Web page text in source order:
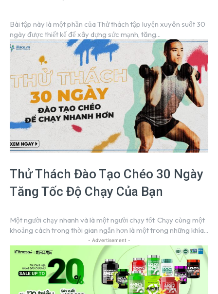
Bài tập này là một phần của Thử thách tập luyện xuyên suốt 30
ngày được thiết kế để xây dựng sức mạnh, tăng...
Thử Thách Đào Tạo Chéo 30 Ngày
Tăng Tốc Độ Chạy Của Bạn
Một người chạy nhanh và là một người chạy tốt. Chạy cùng một
khoảng cách trong thời gian ngắn hơn là một trong những khía...
- Advertisement -